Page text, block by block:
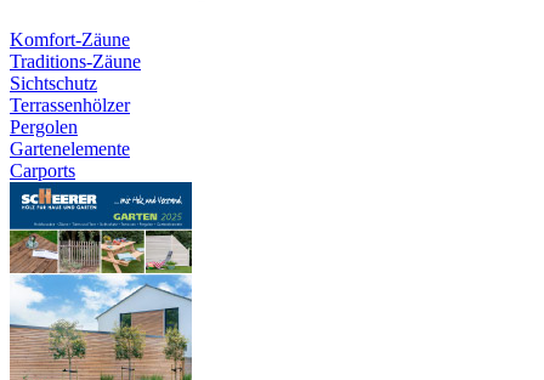
Komfort-Zäune
Traditions-Zäune
Sichtschutz
Terrassenhölzer
Pergolen
Gartenelemente
Carports